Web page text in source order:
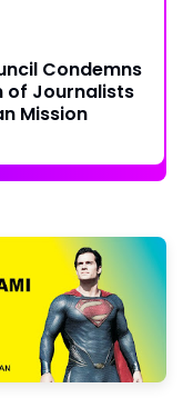
Condemns
of Journalists
Mission